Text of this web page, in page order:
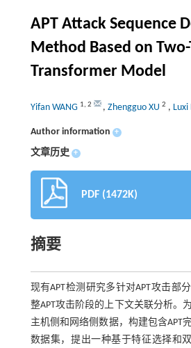
APT Attack Sequence
Method Based on
Transformer Model
Yifan WANG 1, 2 , Zhengguo XU 2 , Luxi
Author information +
文章历史 +
PDF (1472K)
摘要
现有APT检测研究多针对APT攻击部
整APT攻击阶段的上下文关联分析。
主机侧和网络侧数据，构建包含APT
数据集，提出一种基于特征选择和